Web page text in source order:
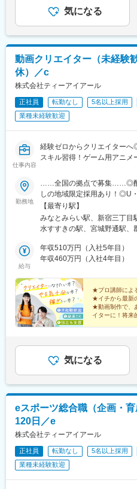
気になる
動画クリエイター（未経験
休）／c
株式会社ティーアイアール
正社員 転勤なし 5名以上採用
業種未経験歓迎
仕事内容
経験ゼロからクリエイター
スキル習得！ゲーム用アニメ
勤務地
……全国の拠点で募集……◎
しの地域限定採用あり！◎U
道、宮城、福島■関東／東京
近畿／大阪、京都、兵庫■中
島、沖縄※受動喫煙対策あり
【最寄り駅】
みなとみらい駅、新宿三丁目
水すすきの駅、宮城野通駅、
駅、県庁前駅(沖縄県)、町田
模線)、春日部駅、栄町駅(千
駅、七条駅、袋町駅、櫛田神
石上駅、海老名駅(相鉄・小
駅、新宿駅(東京メトロ)、大
鉄)、名鉄名古屋駅、北新地
市役所前駅(愛媛県)、祇園駅(
給与
年収510万円（入社5年目）
年収460万円（入社4年目）
★プロ講師によ
★イチから最新
★動画制作で、
イターに！将来
◎年間休日120日
◎基本定時退勤
気になる
eスポーツ総合職（企画・
120日／e
株式会社ティーアイアール
正社員 転勤なし 5名以上採用
業種未経験歓迎